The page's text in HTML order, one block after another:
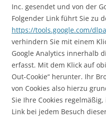
Inc. gesendet und von der
Folgender Link führt Sie zu
https://tools.google.com/
verhindern Sie mit einem
Google Analytics innerhalb
erfasst. Mit dem Klick auf
Out-Cookie“ herunter. Ihr
von Cookies also hierzu
Sie Ihre Cookies
Link bei jedem Besuch